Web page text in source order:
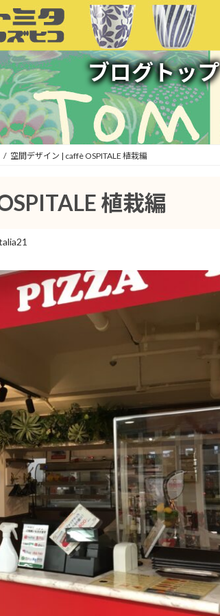
ブログトップ
空間デザイン | caffè OSPITALE 植栽編
植栽編